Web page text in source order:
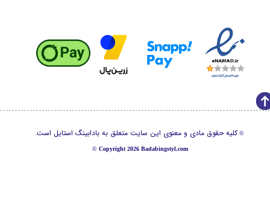
©کلیه حقوق مادی و معنوی این سایت متعلق به بادابینگ استایل است.
© Copyright 2026 Badabingstyl.com